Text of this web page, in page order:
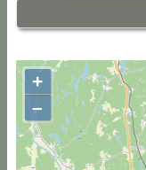
+
–